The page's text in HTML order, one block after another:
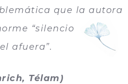
que la autora
“silencio
afuera”.
Télam)